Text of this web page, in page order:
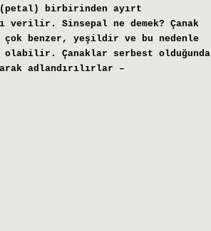
(petal) birbirinden ayırt
verilir. Sinsepal ne demek? Çanak
çok benzer, yeşildir ve bu nedenle
Çanaklar serbest olduğunda
adlandırılırlar –